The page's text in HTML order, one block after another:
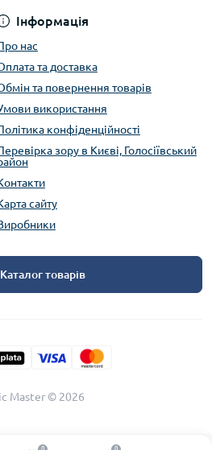
Інформація
нас
та доставка
та повернення товарів
використання
конфіденційності
зору в Києві, Голосіївський
сайту
Каталог товарів
Master © 2026